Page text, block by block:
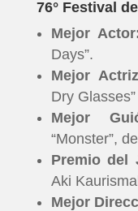
76° Festival
Mejor
Days”.
Mejor
Dry Glasses”
Mejor
“Monster”,
Premio del
Aki
Mejor